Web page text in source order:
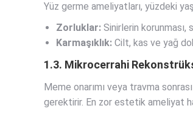
Yüz germe ameliyatları, yüzdeki
Zorluklar: Sinirlerin
Karmaşıklık: Cilt, kas ve yağ
1.3. Mikrocerrahi
Meme onarımı veya travma
gerektirir. En zor estetik ameliyat